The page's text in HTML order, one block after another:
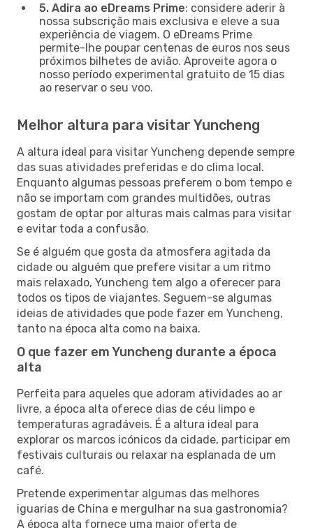
5. Adira ao eDreams Prime: considere aderir à
nossa subscrição mais exclusiva e eleve a sua
experiência de viagem. O eDreams Prime
permite-lhe poupar centenas de euros nos seus
próximos bilhetes de avião. Aproveite agora o
nosso período experimental gratuito de 15 dias
ao reservar o seu voo.
Melhor altura para visitar Yuncheng
A altura ideal para visitar Yuncheng depende sempre
das suas atividades preferidas e do clima local.
Enquanto algumas pessoas preferem o bom tempo e
não se importam com grandes multidões, outras
gostam de optar por alturas mais calmas para visitar
e evitar toda a confusão.
Se é alguém que gosta da atmosfera agitada da
cidade ou alguém que prefere visitar a um ritmo
mais relaxado, Yuncheng tem algo a oferecer para
todos os tipos de viajantes. Seguem-se algumas
ideias de atividades que pode fazer em Yuncheng,
tanto na época alta como na baixa.
O que fazer em Yuncheng durante a época
alta
Perfeita para aqueles que adoram atividades ao ar
livre, a época alta oferece dias de céu limpo e
temperaturas agradáveis. É a altura ideal para
explorar os marcos icónicos da cidade, participar em
festivais culturais ou relaxar na esplanada de um
café.
Pretende experimentar algumas das melhores
iguarias de China e mergulhar na sua gastronomia?
A época alta fornece uma maior oferta de